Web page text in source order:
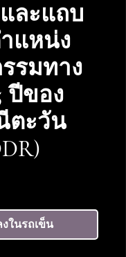
ละแถบ
แหน่ง
รมทาง
ปีของ
ตะวัน
งในรถเข็น